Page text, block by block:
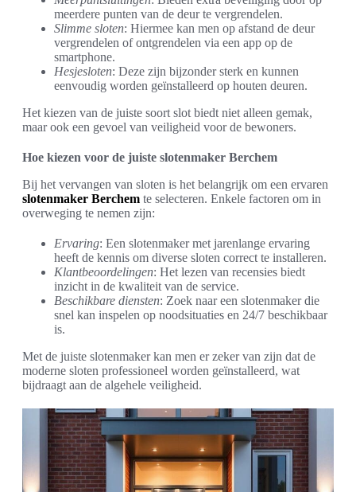
meerdere punten van de deur te vergrendelen.
Slimme sloten: Hiermee kan men op afstand de deur
vergrendelen of ontgrendelen via een app op de
smartphone.
Hesjesloten: Deze zijn bijzonder sterk en kunnen
eenvoudig worden geïnstalleerd op houten deuren.
Het kiezen van de juiste soort slot biedt niet alleen gemak,
maar ook een gevoel van veiligheid voor de bewoners.
Hoe kiezen voor de juiste slotenmaker Berchem
Bij het vervangen van sloten is het belangrijk om een ervaren
slotenmaker Berchem te selecteren. Enkele factoren om in
overweging te nemen zijn:
Ervaring: Een slotenmaker met jarenlange ervaring
heeft de kennis om diverse sloten correct te installeren.
Klantbeoordelingen: Het lezen van recensies biedt
inzicht in de kwaliteit van de service.
Beschikbare diensten: Zoek naar een slotenmaker die
snel kan inspelen op noodsituaties en 24/7 beschikbaar
is.
Met de juiste slotenmaker kan men er zeker van zijn dat de
moderne sloten professioneel worden geïnstalleerd, wat
bijdraagt aan de algehele veiligheid.